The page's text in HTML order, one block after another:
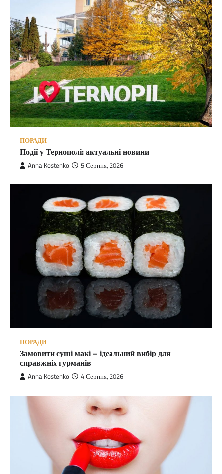
ПОРАДИ
Події у Тернополі: актуальні новини
Anna Kostenko 5 Серпня, 2026
ПОРАДИ
Замовити суші макі – ідеальний вибір для
справжніх гурманів
Anna Kostenko 4 Серпня, 2026